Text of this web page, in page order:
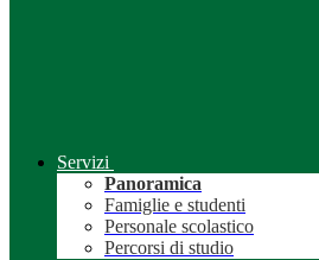
Servizi
Panoramica
Famiglie e studenti
Personale scolastico
Percorsi di studio